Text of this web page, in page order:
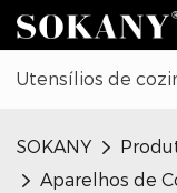
Utensílios de
SOKANY
Aparelhos de